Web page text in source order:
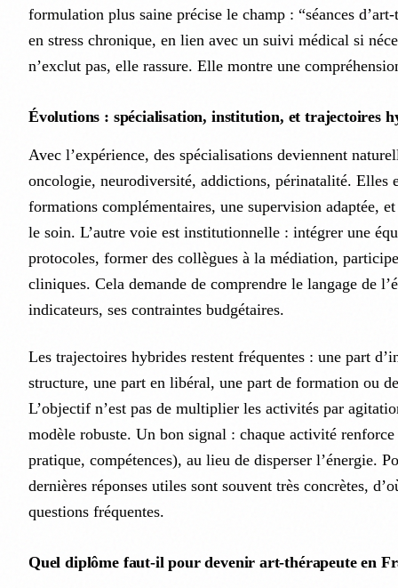
formulation plus saine précise le champ : “séances
en stress chronique, en lien avec un suivi médical si
n’exclut pas, elle rassure. Elle montre une
Évolutions : spécialisation, institution, et trajectoires
Avec l’expérience, des spécialisations deviennent
oncologie, neurodiversité, addictions, périnatalité. Elles
formations complémentaires, une supervision adaptée,
le soin. L’autre voie est institutionnelle : intégrer une
protocoles, former des collègues à la médiation,
cliniques. Cela demande de comprendre le langage de
indicateurs, ses contraintes budgétaires.
Les trajectoires hybrides restent fréquentes : une part
structure, une part en libéral, une part de formation ou
L’objectif n’est pas de multiplier les activités par
modèle robuste. Un bon signal : chaque activité renforce
pratique, compétences), au lieu de disperser l’énergie.
dernières réponses utiles sont souvent très concrètes,
questions fréquentes.
Quel diplôme faut-il pour devenir art-thérapeute en